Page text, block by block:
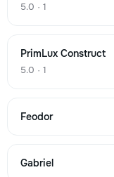
20
60
5.0 · 1
PrimLux Construct
5.0 · 1
Feodor
Gabriel